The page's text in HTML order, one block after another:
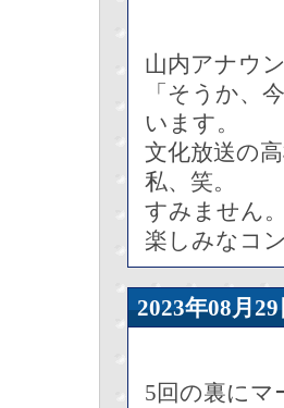
山内アナウ
「そうか、
います。
文化放送の
私、笑。
すみません
楽しみなコ
2023年08
5回の裏に